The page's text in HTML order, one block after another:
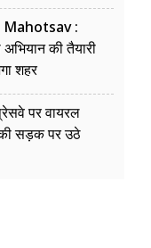
:
की तैयारी
शहर
पर वायरल
सड़क पर उठे